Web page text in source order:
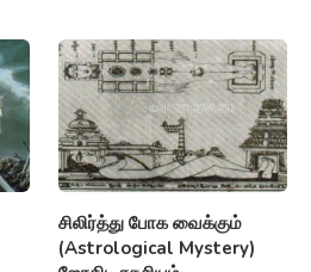
சிலிர்த்து போக வைக்கும்
(Astrological Mystery)